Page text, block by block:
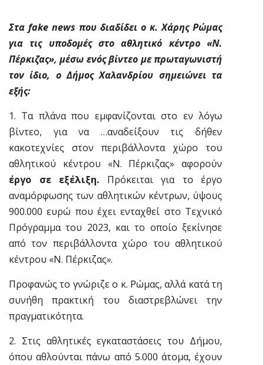
Στα fake news που διαδίδει ο κ. Χάρης Ρώμας
για τις υποδομές στο αθλητικό κέντρο «Ν.
Πέρκιζας», μέσω ενός βίντεο με πρωταγωνιστή
τον ίδιο, ο Δήμος Χαλανδρίου σημειώνει τα
εξής:
1. Τα πλάνα που εμφανίζονται στο εν λόγω
βίντεο, για να …αναδείξουν τις δήθεν
κακοτεχνίες στον περιβάλλοντα χώρο του
αθλητικού κέντρου «Ν. Πέρκιζας» αφορούν
έργο σε εξέλιξη. Πρόκειται για το έργο
αναμόρφωσης των αθλητικών κέντρων, ύψους
900.000 ευρώ που έχει ενταχθεί στο Τεχνικό
Πρόγραμμα του 2023, και το οποίο ξεκίνησε
από τον περιβάλλοντα χώρο του αθλητικού
κέντρου «Ν. Πέρκιζας».
Προφανώς το γνώριζε ο κ. Ρώμας, αλλά κατά τη
συνήθη πρακτική του διαστρεβλώνει την
πραγματικότητα.
2. Στις αθλητικές εγκαταστάσεις του Δήμου,
όπου αθλούνται πάνω από 5.000 άτομα, έχουν